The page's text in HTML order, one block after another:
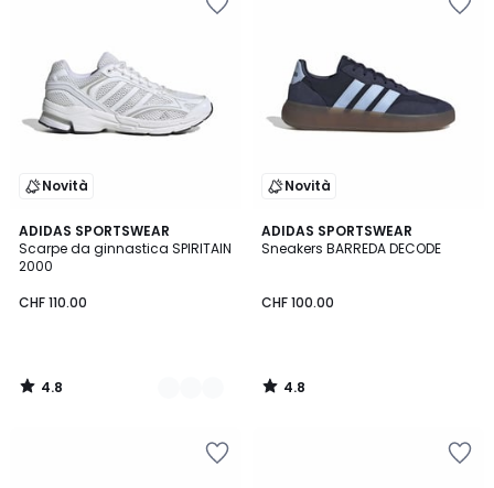
Novità
ADIDAS SPORTSWEAR
Scarpe da ginnastica SPIRITAIN
2000
CHF 110.00
4.8
/ 5
3
Colori
4.8
/
Novità
ADIDAS SPORTSWEAR
Sneakers BARREDA DECODE
CHF 100.00
4.8
/ 5
4.8
/